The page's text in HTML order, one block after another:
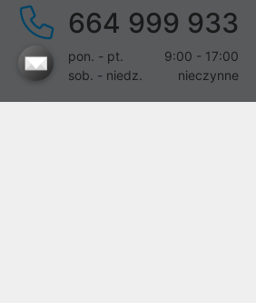
664 999 933
pon. - pt.
9:00 - 17:00
sob. - niedz.
nieczynne